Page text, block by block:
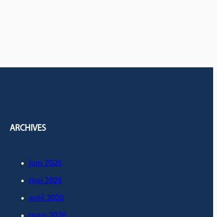
ARCHIVES
juin 2026
mai 2026
avril 2026